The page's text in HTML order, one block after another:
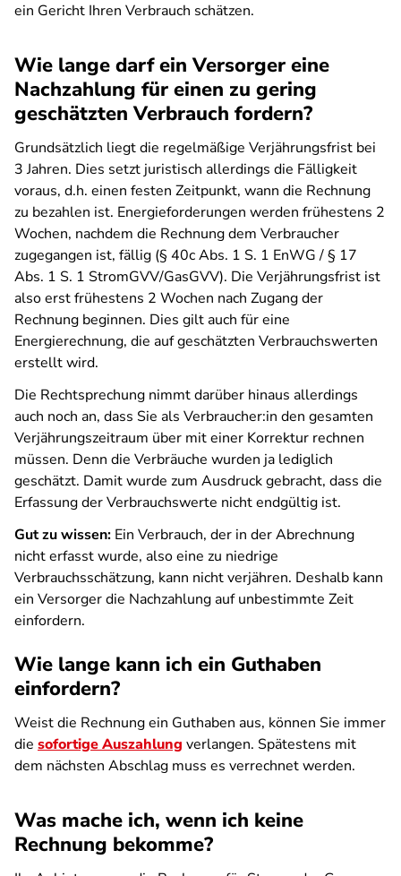
ein Gericht Ihren Verbrauch schätzen.
Wie lange darf ein Versorger eine
Nachzahlung für einen zu gering
geschätzten Verbrauch fordern?
Grundsätzlich liegt die regelmäßige Verjährungsfrist bei
3 Jahren. Dies setzt juristisch allerdings die Fälligkeit
voraus, d.h. einen festen Zeitpunkt, wann die Rechnung
zu bezahlen ist. Energieforderungen werden frühestens 2
Wochen, nachdem die Rechnung dem Verbraucher
zugegangen ist, fällig (§ 40c Abs. 1 S. 1 EnWG / § 17
Abs. 1 S. 1 StromGVV/GasGVV). Die Verjährungsfrist ist
also erst frühestens 2 Wochen nach Zugang der
Rechnung beginnen. Dies gilt auch für eine
Energierechnung, die auf geschätzten Verbrauchswerten
erstellt wird.
Die Rechtsprechung nimmt darüber hinaus allerdings
auch noch an, dass Sie als Verbraucher:in den gesamten
Verjährungszeitraum über mit einer Korrektur rechnen
müssen. Denn die Verbräuche wurden ja lediglich
geschätzt. Damit wurde zum Ausdruck gebracht, dass die
Erfassung der Verbrauchswerte nicht endgültig ist.
Gut zu wissen: Ein Verbrauch, der in der Abrechnung
nicht erfasst wurde, also eine zu niedrige
Verbrauchsschätzung, kann nicht verjähren. Deshalb kann
ein Versorger die Nachzahlung auf unbestimmte Zeit
einfordern.
Wie lange kann ich ein Guthaben
einfordern?
Weist die Rechnung ein Guthaben aus, können Sie immer
die sofortige Auszahlung verlangen. Spätestens mit
dem nächsten Abschlag muss es verrechnet werden.
Was mache ich, wenn ich keine
Rechnung bekomme?